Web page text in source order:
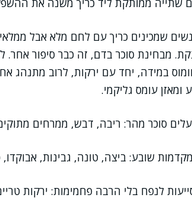
שתייה ממותקת ליד כריך משנה את
שמכינים כריך עם לחם מלא אבל
מבחינת סוכר בדם, זה כבר סיפור אחר.
במידה, יחד עם ירקות, לרוב מתנהג
עומס גליקמי.
סוכר מהר: ריבה, דבש, ממרחים
שובע: ביצה, טונה, גבינות,
לנפח בלי הרבה פחמימות: ירקות